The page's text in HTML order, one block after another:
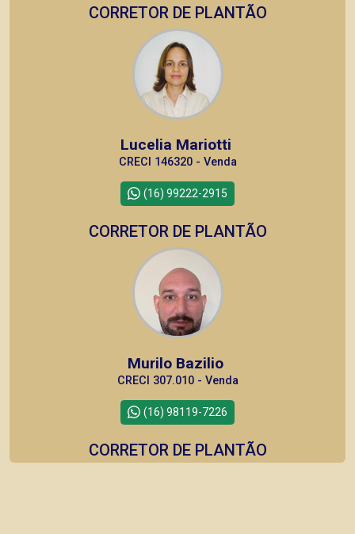
CORRETOR DE PLANTÃO
Lucelia Mariotti
CRECI 146320 - Venda
(16) 99222-2915
CORRETOR DE PLANTÃO
Murilo Bazilio
CRECI 307.010 - Venda
(16) 98119-7226
CORRETOR DE PLANTÃO